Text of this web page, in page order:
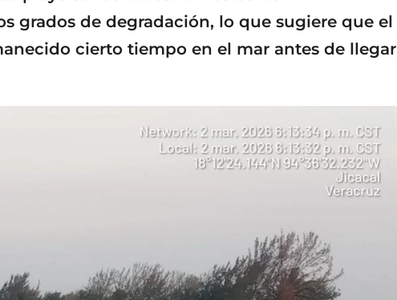
grados de degradación, lo que sugiere que el
cierto tiempo en el mar antes de llegar